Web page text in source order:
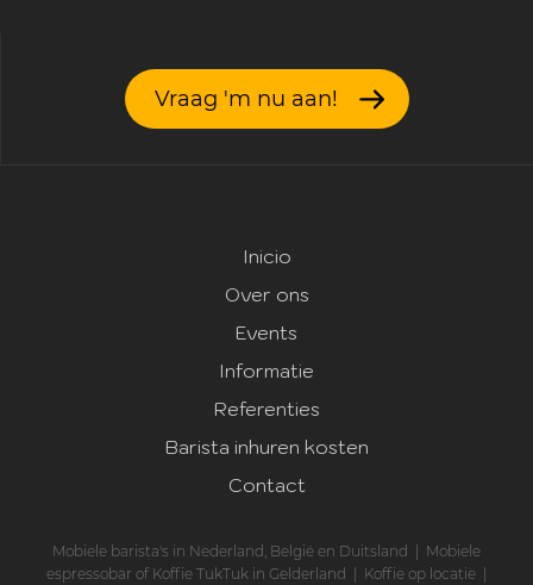
Vraag 'm nu aan!
Inicio
Over ons
Events
Informatie
Referenties
Barista inhuren kosten
Contact
Mobiele barista's in Nederland, België en Duitsland
Mobiele
espressobar of Koffie TukTuk in Gelderland
Koffie op locatie